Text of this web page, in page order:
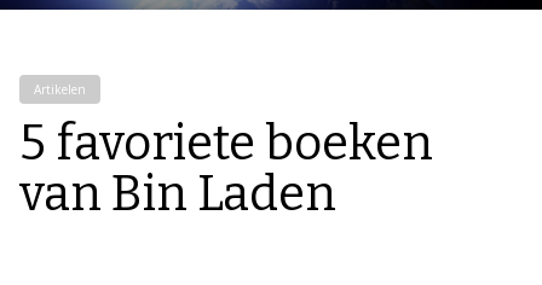
Artikelen
5 favoriete boeken
van Bin Laden